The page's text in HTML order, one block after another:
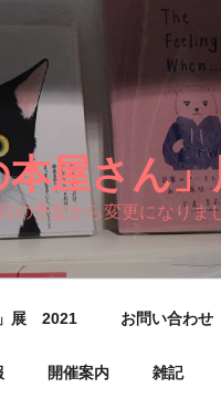
本屋さん
の予定から変更になりま
展 2021 お問い合わせ
開催案内 雑記